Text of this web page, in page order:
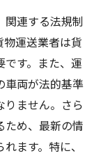
関連する法規制
運送業者は貨
す。また、運
車両が法的基準
りません。さら
ため、最新の情
ます。特に、